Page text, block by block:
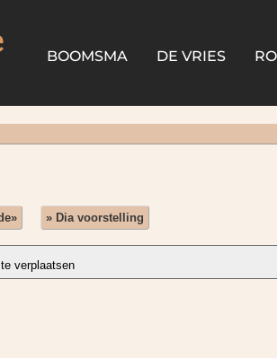
BOOMSMA DE VRIES
» Dia voorstelling